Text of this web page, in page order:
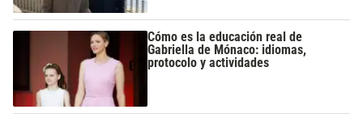
Cómo es la educación real de
Gabriella de Mónaco: idiomas,
protocolo y actividades